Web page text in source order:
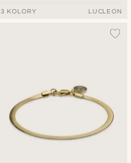
3 KOLORY LUCLEON